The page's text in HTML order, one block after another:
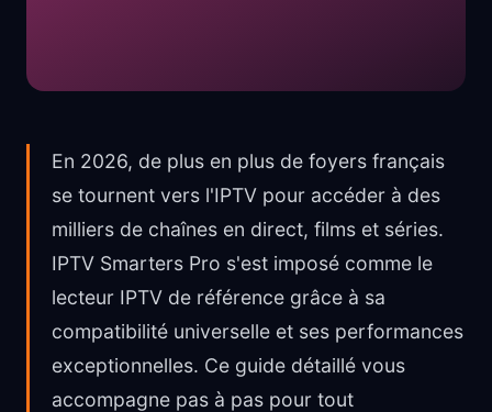
En 2026, de plus en plus de foyers français
se tournent vers l'IPTV pour accéder à des
milliers de chaînes en direct, films et séries.
IPTV Smarters Pro s'est imposé comme le
lecteur IPTV de référence grâce à sa
compatibilité universelle et ses performances
exceptionnelles. Ce guide détaillé vous
accompagne pas à pas pour tout